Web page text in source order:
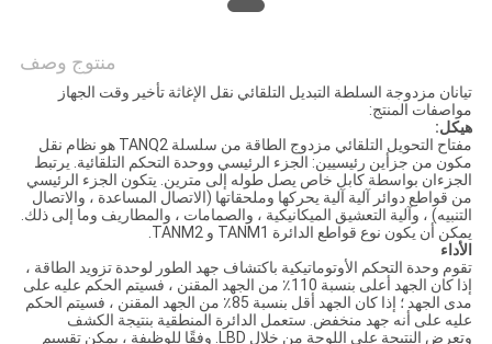
منتوج وصف
تيانان مزدوجة السلطة التبديل التلقائي نقل الإغاثة تأخير وقت الجهاز
مواصفات المنتج:
هيكل:
مفتاح التحويل التلقائي مزدوج الطاقة من سلسلة TANQ2 هو نظام نقل
مكون من جزأين رئيسيين: الجزء الرئيسي ووحدة التحكم التلقائية. يرتبط
الجزءان بواسطة كابل خاص يصل طوله إلى مترين. يتكون الجزء الرئيسي
من قواطع دوائر آلية آلية يحركها وملحقاتها (الاتصال المساعدة ، والاتصال
التنبيه) ، وآلية التعشيق الميكانيكية ، والصمامات ، والمطاريف وما إلى ذلك.
يمكن أن يكون نوع قواطع الدائرة TANM1 و TANM2.
الأداء
تقوم وحدة التحكم الأوتوماتيكية باكتشاف جهد الطور لوحدة تزويد الطاقة ،
إذا كان الجهد أعلى بنسبة 110٪ من الجهد المقنن ، فسيتم الحكم عليه على
مدى الجهد ؛ إذا كان الجهد أقل بنسبة 85٪ من الجهد المقنن ، فسيتم الحكم
عليه على أنه جهد منخفض. ستعمل الدائرة المنطقية بنتيجة الكشف
وتعرض النتيجة على اللوحة من خلال LBD. وفقًا للوظيفة ، يمكن تقسيم